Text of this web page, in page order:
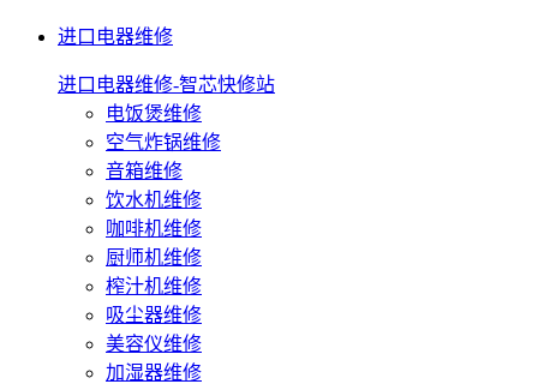
进口电器维修
进口电器维修-智芯快修站
电饭煲维修
空气炸锅维修
音箱维修
饮水机维修
咖啡机维修
厨师机维修
榨汁机维修
吸尘器维修
美容仪维修
加湿器维修